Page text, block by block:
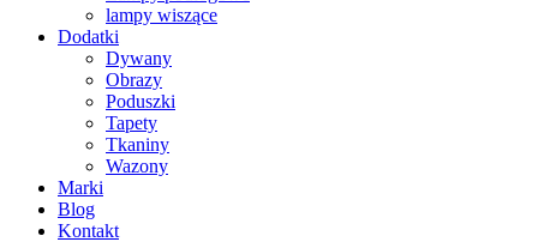
lampy wiszące
Dodatki
Dywany
Obrazy
Poduszki
Tapety
Tkaniny
Wazony
Marki
Blog
Kontakt